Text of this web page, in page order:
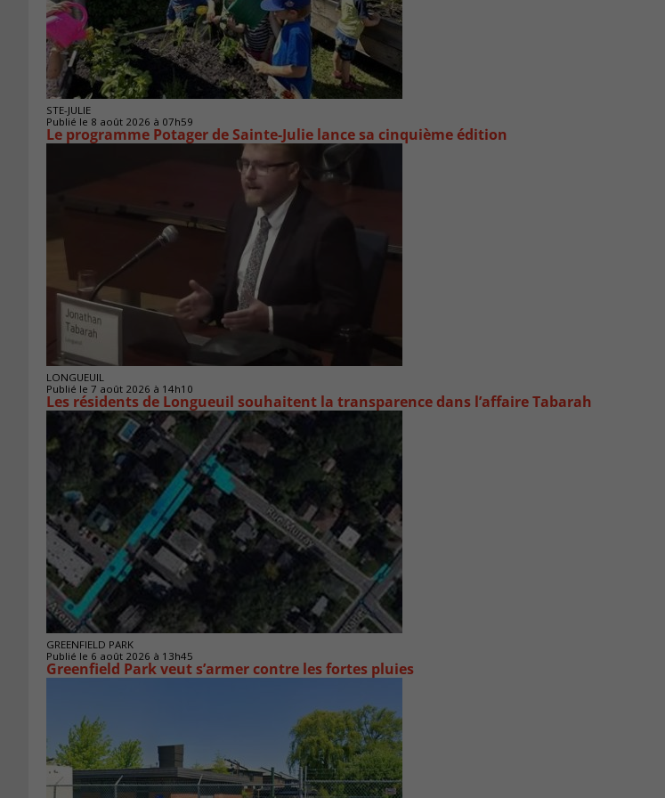
STE-JULIE
Publié le 8 août 2026 à 07h59
Le programme Potager de Sainte-Julie lance sa cinquième édition
LONGUEUIL
Publié le 7 août 2026 à 14h10
Les résidents de Longueuil souhaitent la transparence dans l’affaire Tabarah
GREENFIELD PARK
Publié le 6 août 2026 à 13h45
Greenfield Park veut s’armer contre les fortes pluies